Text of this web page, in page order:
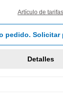
Artículo de tarifas
pedido. Solicitar
Detalles